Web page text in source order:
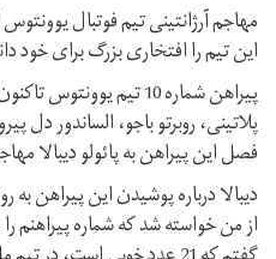
این تیم را افتخاری بزرگ برای خود
پیراهن شماره 10 تیم
پلاتینی، روبرتو باجو، الساندور دل
فصل این پیراهن به پائولو دیبالا
دیبالا درباره پوشیدن این پیراهن به
از من خواسته شد که شماره